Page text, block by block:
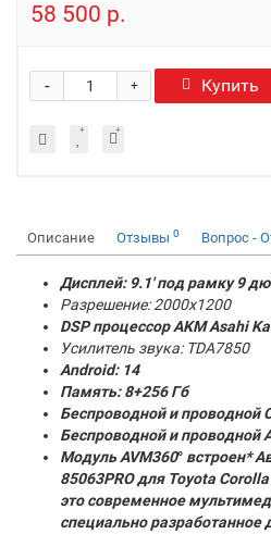
58 500 р.
+
- Купить
Описание Отзывы 0 Вопрос -
Дисплей: 9.1' под рамку 9
Разрешение: 2000x1200
DSP процессор AKM Asahi
Усилитель звука: TDA7850
Android: 14
Память:8+256 Гб
Беспроводной и проводной
Беспроводной и проводной
Модуль AVM360° встроен*
85063PRO для Toyota
это современное
специально разработанное